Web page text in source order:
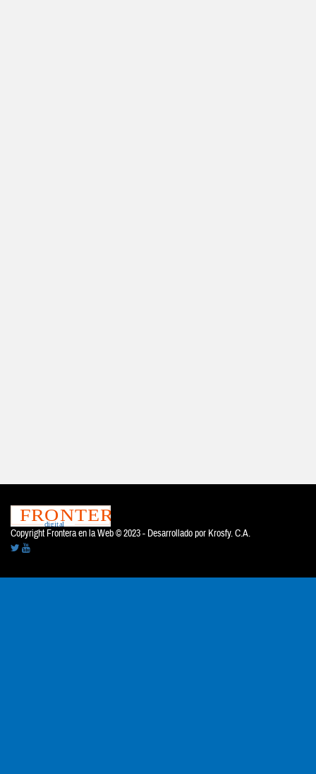
Copyright Frontera en la Web © 2023 - Desarrollado por Krosfy. C.A.